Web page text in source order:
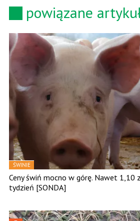
powiązane
ŚWINIE
Ceny świń mocno w górę. Nawet 1,10
tydzień [SONDA]